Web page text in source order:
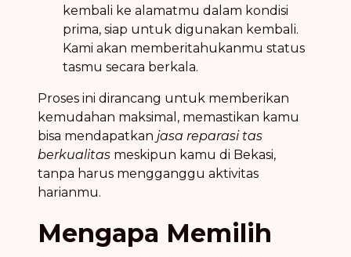
kembali ke alamatmu dalam kondisi
prima, siap untuk digunakan kembali.
Kami akan memberitahukanmu status
tasmu secara berkala.
Proses ini dirancang untuk memberikan
kemudahan maksimal, memastikan kamu
bisa mendapatkan jasa reparasi tas
berkualitas meskipun kamu di Bekasi,
tanpa harus mengganggu aktivitas
harianmu.
Mengapa Memilih